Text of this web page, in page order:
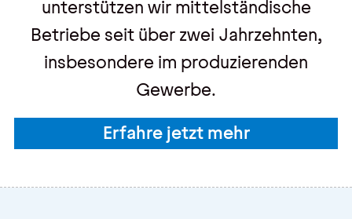
unterstützen wir mittelständische
Betriebe seit über zwei Jahrzehnten,
insbesondere im produzierenden
Gewerbe.
Erfahre jetzt mehr